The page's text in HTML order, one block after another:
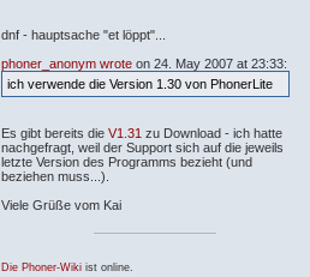
dnf - hauptsache "et löppt"...
phoner_anonym wrote on 24. May 2007 at 23:33:
ich verwende die Version 1.30 von PhonerLite
Es gibt bereits die V1.31 zu Download - ich hatte
nachgefragt, weil der Support sich auf die jeweils
letzte Version des Programms bezieht (und
beziehen muss...).
Viele Grüße vom Kai
Die Phoner-Wiki ist online.